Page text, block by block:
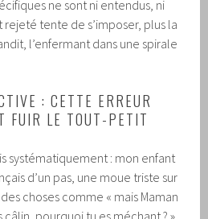
ne sont ni entendus, ni
tente de s’imposer, plus la
l’enfermant dans une spirale
: CETTE ERREUR
FUIR LE TOUT-PETIT
systématiquement : mon enfant
d’un pas, une moue triste sur
choses comme « mais Maman
pourquoi tu es méchant ? ».